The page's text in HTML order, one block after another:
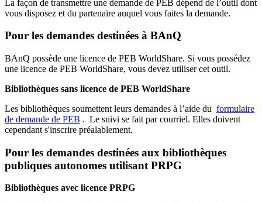
La façon de transmettre une demande de PEB dépend de l’outil dont
vous disposez et du partenaire auquel vous faites la demande.
Pour les demandes destinées à BAnQ
BAnQ possède une licence de PEB WorldShare. Si vous possédez
une licence de PEB WorldShare, vous devez utiliser cet outil.
Bibliothèques sans licence de PEB WorldShare
Les bibliothèques soumettent leurs demandes à l’aide du formulaire
de demande de PEB . Le suivi se fait par courriel. Elles doivent
cependant s'inscrire préalablement.
Pour les demandes destinées aux bibliothèques
publiques autonomes utilisant PRPG
Bibliothèques avec licence PRPG